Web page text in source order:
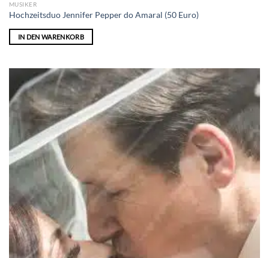
MUSIKER
Hochzeitsduo Jennifer Pepper do Amaral (50 Euro)
IN DEN WARENKORB